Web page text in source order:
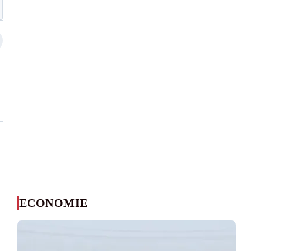
ECONOMIE